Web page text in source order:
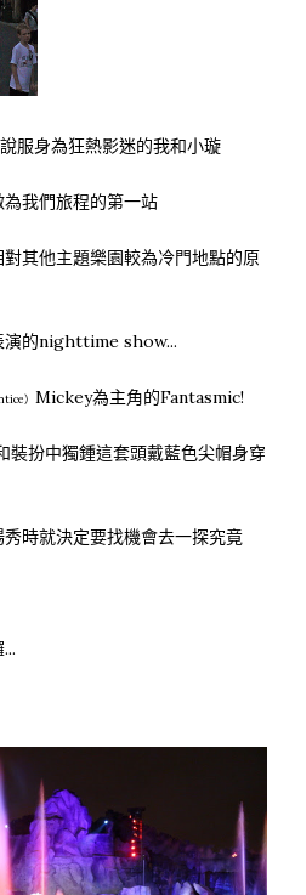
服身為狂熱影迷的我和小璇
我們旅程的第一站
其他主題樂園較為冷門地點的原
演的nighttime show...
） Mickey為主角的Fantasmic!
扮中獨鍾這套頭戴藍色尖帽身穿
時就決定要找機會去一探究竟